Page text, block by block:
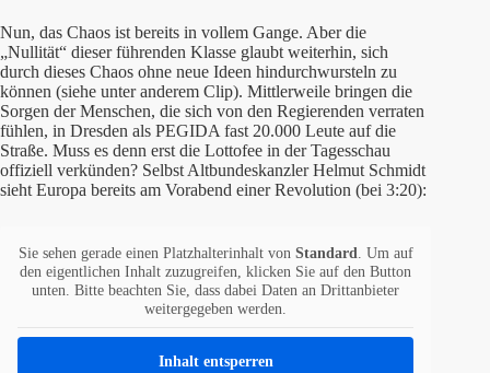
Nun, das Chaos ist bereits in vollem Gange. Aber die
„Nullität“ dieser führenden Klasse glaubt weiterhin, sich
durch dieses Chaos ohne neue Ideen hindurchwursteln zu
können (siehe unter anderem Clip). Mittlerweile bringen die
Sorgen der Menschen, die sich von den Regierenden verraten
fühlen, in Dresden als PEGIDA fast 20.000 Leute auf die
Straße. Muss es denn erst die Lottofee in der Tagesschau
offiziell verkünden? Selbst Altbundeskanzler Helmut Schmidt
sieht Europa bereits am Vorabend einer Revolution (bei 3:20):
Sie sehen gerade einen Platzhalterinhalt von Standard . Um auf
den eigentlichen Inhalt zuzugreifen, klicken Sie auf den Button
unten. Bitte beachten Sie, dass dabei Daten an Drittanbieter
weitergegeben werden.
Inhalt entsperren